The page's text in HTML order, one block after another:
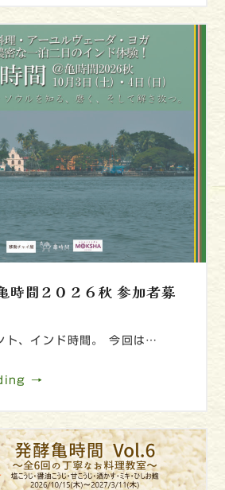
時間２０２６秋 参加者募
ト、インド時間。 今回は…
→